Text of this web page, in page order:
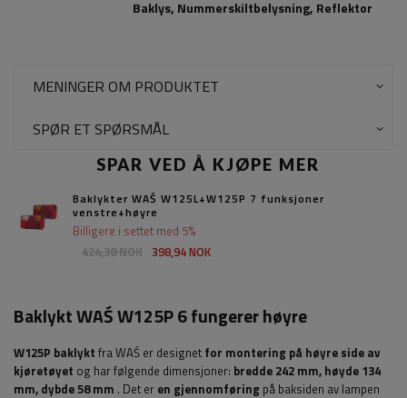
Baklys, Nummerskiltbelysning, Reflektor
MENINGER OM PRODUKTET
SPØR ET SPØRSMÅL
SPAR VED Å KJØPE MER
Baklykter WAŚ W125L+W125P 7 funksjoner
venstre+høyre
424,38 NOK 398,94 NOK
Billigere i settet med 5%
Baklykt WAŚ W125P 6 fungerer høyre
W125P baklykt fra WAŚ er designet for montering på høyre side av
kjøretøyet og har følgende dimensjoner: bredde 242 mm, høyde 134
mm, dybde 58 mm . Det er en gjennomføring på baksiden av lampen